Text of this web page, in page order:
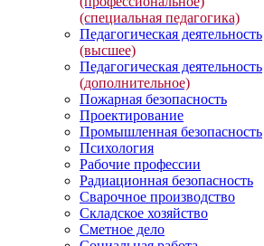
(специальная педагогика)
Педагогическая деятельность
(высшее)
Педагогическая деятельность
(дополнительное)
Пожарная безопасность
Проектирование
Промышленная безопасность
Психология
Рабочие профессии
Радиационная безопасность
Сварочное производство
Складское хозяйство
Сметное дело